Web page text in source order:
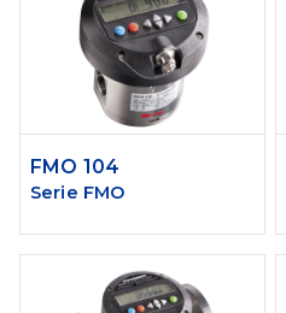
FMO 104
Serie FMO